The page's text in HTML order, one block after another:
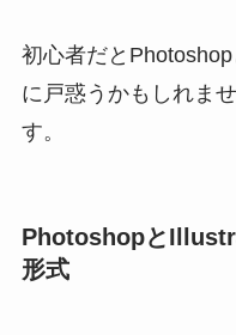
初心者だと
に戸惑うかもしれま
す。
Photoshopと
形式